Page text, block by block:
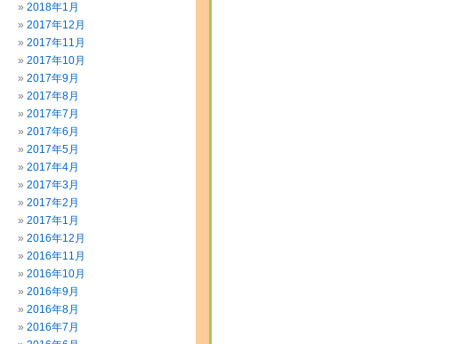
2018年1月
2017年12月
2017年11月
2017年10月
2017年9月
2017年8月
2017年7月
2017年6月
2017年5月
2017年4月
2017年3月
2017年2月
2017年1月
2016年12月
2016年11月
2016年10月
2016年9月
2016年8月
2016年7月